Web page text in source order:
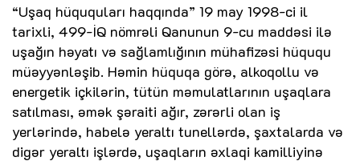
“Uşaq hüququları haqqında” 19 may 1998-ci il
tarixli, 499-İQ nömrəli Qanunun 9-cu maddəsi ilə
uşağın həyatı və sağlamlığının mühafizəsi hüququ
müəyyənləşib. Həmin hüquqa görə, alkoqollu və
energetik içkilərin, tütün məmulatlarının uşaqlara
satılması, əmək şəraiti ağır, zərərli olan iş
yerlərində, habelə yeraltı tunellərdə, şaxtalarda və
digər yeraltı işlərdə, uşaqların əxlaqi kamilliyinə